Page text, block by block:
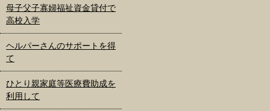
母子父子寡婦福祉資金貸付で
高校入学
ヘルパーさんのサポートを得
て
ひとり親家庭等医療費助成を
利用して